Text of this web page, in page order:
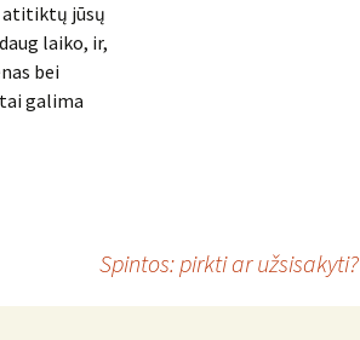
atitiktų jūsų
laiko, ir,
bei
galima
Spintos: pirkti ar užsisakyti?